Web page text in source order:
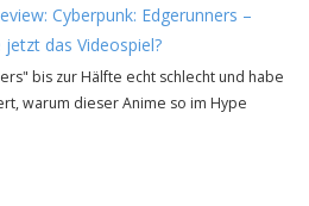
Cyberpunk: Edgerunners –
das Videospiel?
bis zur Hälfte echt schlecht und habe
warum dieser Anime so im Hype